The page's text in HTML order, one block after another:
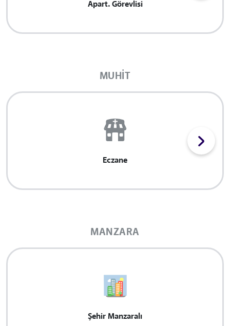
Apart. Görevlisi
MUHIT
Eczane
MANZARA
Şehir Manzaralı